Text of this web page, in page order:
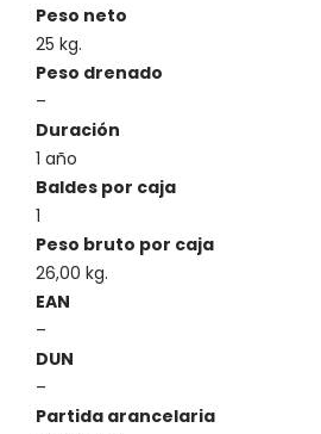
Peso neto
25 kg.
Peso drenado
–
Duración
1 año
Baldes por caja
1
Peso bruto por caja
26,00 kg.
EAN
–
DUN
–
Partida arancelaria